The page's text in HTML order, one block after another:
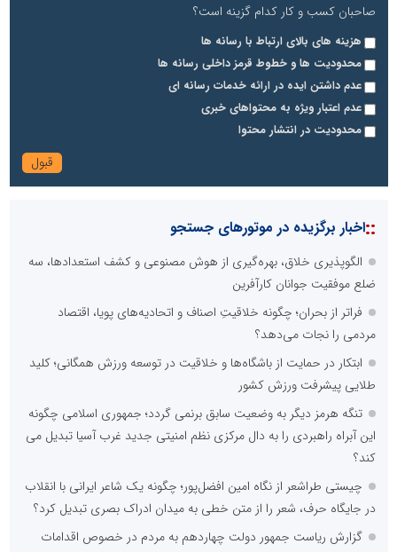
صاحبان کسب و کار کدام گزینه است؟
هزینه های بالای ارتباط با رسانه ها
محدودیت ها و خطوط قرمز داخلی رسانه ها
عدم داشتن ایده در ارائه خدمات رسانه ای
عدم اعتبار ویژه به محتواهای خبری
محدودیت در انتشار محتوا
::اخبار برگزیده در موتورهای جستجو
الگوپذیری خلاق، بهره‌گیری از هوش مصنوعی و کشف استعدادها، سه
ضلع موفقیت جوانان کارآفرین
فراتر از بحران؛ چگونه خلاقیتِ اصناف و اتحادیه‌های پویا، اقتصاد
مردمی را نجات می‌دهد؟
ابتکار در حمایت از باشگاه‌ها و خلاقیت در توسعه ورزش همگانی؛ کلید
طلایی پیشرفت ورزش کشور
تنگه هرمز دیگر به وضعیت سابق برنمی گردد؛ جمهوری اسلامی چگونه
این آبراه راهبردی را به دال مرکزی نظم امنیتی جدید غرب آسیا تبدیل می
کند؟
چیستی طراشعر از نگاه امین افضل‌پور؛ چگونه یک شاعر ایرانی با انقلاب
در جایگاه حرف، شعر را از متن خطی به میدان ادراک بصری تبدیل کرد؟
گزارش ریاست جمهور دولت چهاردهم به مردم در خصوص اقدامات